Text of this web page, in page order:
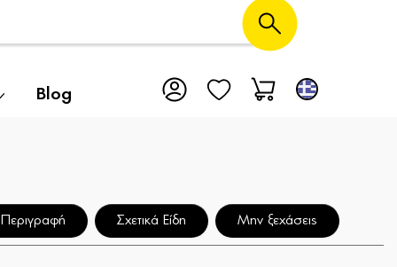
Blog
Περιγραφή Σχετικά Είδη Μην ξεχάσεις